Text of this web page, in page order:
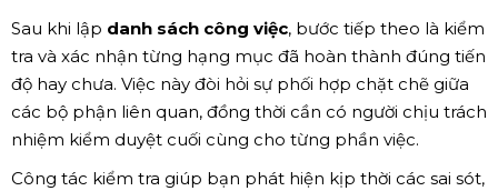
Sau khi lập danh sách công việc, bước tiếp theo là kiểm
tra và xác nhận từng hạng mục đã hoàn thành đúng tiến
độ hay chưa. Việc này đòi hỏi sự phối hợp chặt chẽ giữa
các bộ phận liên quan, đồng thời cần có người chịu trách
nhiệm kiểm duyệt cuối cùng cho từng phần việc.
Công tác kiểm tra giúp bạn phát hiện kịp thời các sai sót,